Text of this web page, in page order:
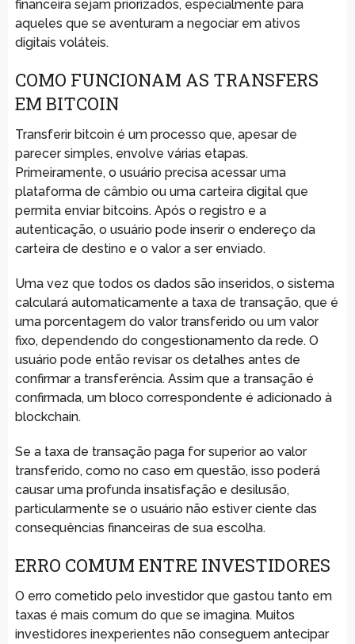
financeira sejam priorizados, especialmente para
aqueles que se aventuram a negociar em ativos
digitais voláteis.
COMO FUNCIONAM AS TRANSFERS
EM BITCOIN
Transferir bitcoin é um processo que, apesar de
parecer simples, envolve várias etapas.
Primeiramente, o usuário precisa acessar uma
plataforma de câmbio ou uma carteira digital que
permita enviar bitcoins. Após o registro e a
autenticação, o usuário pode inserir o endereço da
carteira de destino e o valor a ser enviado.
Uma vez que todos os dados são inseridos, o sistema
calculará automaticamente a taxa de transação, que é
uma porcentagem do valor transferido ou um valor
fixo, dependendo do congestionamento da rede. O
usuário pode então revisar os detalhes antes de
confirmar a transferência. Assim que a transação é
confirmada, um bloco correspondente é adicionado à
blockchain.
Se a taxa de transação paga for superior ao valor
transferido, como no caso em questão, isso poderá
causar uma profunda insatisfação e desilusão,
particularmente se o usuário não estiver ciente das
consequências financeiras de sua escolha.
ERRO COMUM ENTRE INVESTIDORES
O erro cometido pelo investidor que gastou tanto em
taxas é mais comum do que se imagina. Muitos
investidores inexperientes não conseguem antecipar